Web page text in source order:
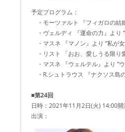
予定プログラム：
・モーツァルト 『フィガロの結
・ヴェルディ 『運命の力』より
・マスネ 『マノン』より “私が
・リスト 「おお、愛しうる限り
・マスネ 『ウェルテル』より “
・R.シュトラウス 『ナクソス島
■第24回
日時：2021年11月2日(火) 14:00開
出演：